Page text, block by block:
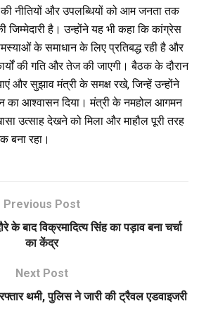
नीतियों और उपलब्धियों को आम जनता तक
जिम्मेदारी है। उन्होंने यह भी कहा कि कांग्रेस
के समाधान के लिए प्रतिबद्ध रही है और
की गति और तेज की जाएगी। बैठक के दौरान
और सुझाव मंत्री के समक्ष रखे, जिन्हें उन्होंने
का आश्वासन दिया। मंत्री के नमहोल आगमन
उत्साह देखने को मिला और माहौल पूरी तरह
बना रहा।
Previous Post
बाद विक्रमादित्य सिंह का पड़ाव बना चर्चा
का केंद्र
Next Post
थमी, पुलिस ने जारी की ट्रैवल एडवाइजरी